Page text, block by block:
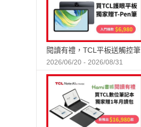
閱讀有禮，TCL平板送觸控筆
2026/06/20 - 2026/08/31